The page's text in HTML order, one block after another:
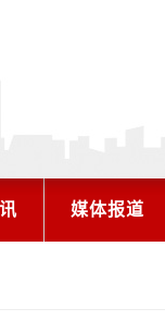
媒体报道